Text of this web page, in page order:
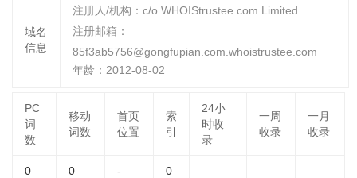
域名
信息
注册人/机构：c/o WHOIStrustee.com Limited
注册邮箱：
85f3ab5756@gongfupian.com.whoistrustee.com
年龄：2012-08-02
PC
词
数
移动
词数
首页
位置
索
引
24小
时收
录
一周
收录
一月
收录
0 0 - 0